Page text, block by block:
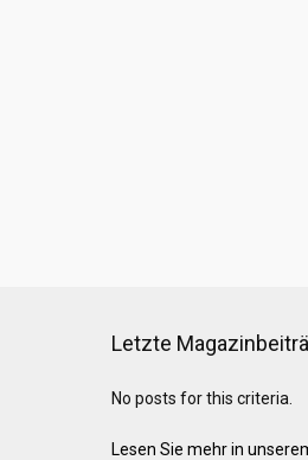
Letzte
No posts for this criteria.
Lesen Sie mehr in